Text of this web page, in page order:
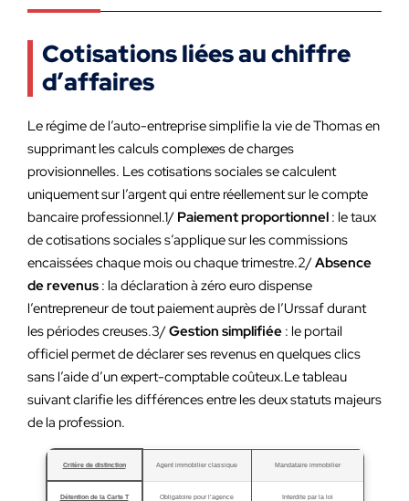
Cotisations liées au chiffre
d’affaires
Le régime de l’auto-entreprise simplifie la vie de Thomas en
supprimant les calculs complexes de charges
provisionnelles. Les cotisations sociales se calculent
uniquement sur l’argent qui entre réellement sur le compte
bancaire professionnel.1/ Paiement proportionnel : le taux
de cotisations sociales s’applique sur les commissions
encaissées chaque mois ou chaque trimestre.2/Absence
de revenus : la déclaration à zéro euro dispense
l’entrepreneur de tout paiement auprès de l’Urssaf durant
les périodes creuses.3/Gestion simplifiée : le portail
officiel permet de déclarer ses revenus en quelques clics
sans l’aide d’un expert-comptable coûteux.Le tableau
suivant clarifie les différences entre les deux statuts majeurs
de la profession.
Critère de distinction Agent immobilier classique Mandataire immobilier
Détention de la Carte T Obligatoire pour l’agence Interdite par la loi